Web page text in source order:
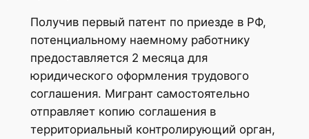
Получив первый патент по приезде в РФ,
потенциальному наемному работнику
предоставляется 2 месяца для
юридического оформления трудового
соглашения. Мигрант самостоятельно
отправляет копию соглашения в
территориальный контролирующий орган,